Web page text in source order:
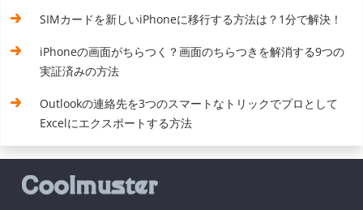
SIMカードを新しいiPhoneに移行する方法は？1分で解決！
iPhoneの画面がちらつく？画面のちらつきを解消する9つの
実証済みの方法
Outlookの連絡先を3つのスマートなトリックでプロとして
Excelにエクスポートする方法